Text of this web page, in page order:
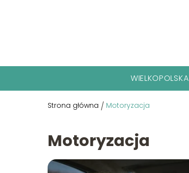
WIELKOPOLSKA
Strona główna / Motoryzacja
Motoryzacja